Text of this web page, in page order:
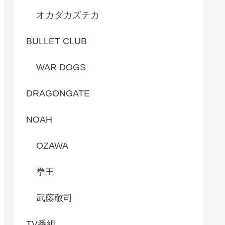
オカダカズチカ
BULLET CLUB
WAR DOGS
DRAGONGATE
NOAH
OZAWA
拳王
武藤敬司